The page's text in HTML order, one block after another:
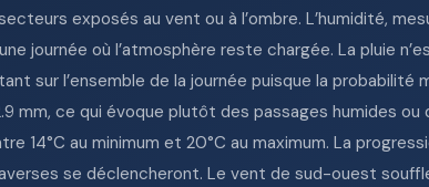
exposés au vent ou à l’ombre. L’humidité,
journée où l’atmosphère reste chargée. La pluie
sur l’ensemble de la journée puisque la probabilité
ce qui évoque plutôt des passages humides ou
au minimum et 20°C au maximum. La
se déclencheront. Le vent de sud-ouest